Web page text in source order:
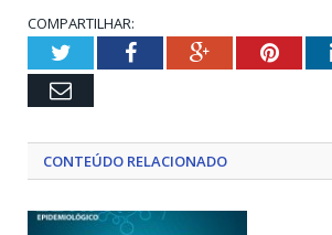
COMPARTILHAR:
TwitterFacebookGoogle+
Email
CONTEÚDO RELACIONADO